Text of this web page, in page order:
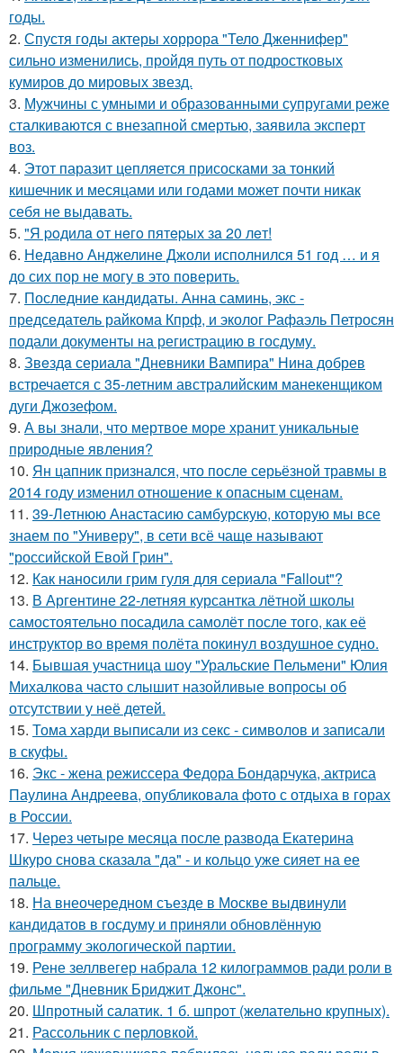
годы.
2. Спустя годы актеры хоррора "Тело Дженнифер"
сильно изменились, пройдя путь от подростковых
кумиров до мировых звезд.
3. Мужчины с умными и образованными супругами реже
сталкиваются с внезапной смертью, заявила эксперт
воз.
4. Этот паразит цепляется присосками за тонкий
кишечник и месяцами или годами может почти никак
себя не выдавать.
5. "Я poдилa oт нeгo пятepых зa 20 лeт!
6. Недавно Анджелине Джоли исполнился 51 год … и я
до сих пор не могу в это поверить.
7. Последние кандидаты. Анна саминь, экс -
председатель райкома Кпрф, и эколог Рафаэль Петросян
подали документы на регистрацию в госдуму.
8. Звeздa сериала "Дневники Вампира" Нина добрев
встречается с 35-летним австралийским манекенщиком
дуги Джозефом.
9. А вы знали, что мертвое море хранит уникальные
природные явления?
10. Ян цапник признался, что после серьёзной травмы в
2014 году изменил отношение к опасным сценам.
11. 39-Летнюю Анастасию самбурскую, которую мы все
знаем по "Универу", в сети всё чаще называют
"российской Евой Грин".
12. Как наносили грим гуля для сериала "Fallout"?
13. В Аргентине 22-летняя курсантка лётной школы
самостоятельно посадила самолёт после того, как её
инструктор во время полёта покинул воздушное судно.
14. Бывшая участница шоу "Уральские Пельмени" Юлия
Михалкова часто слышит назойливые вопросы об
отсутствии у неё детей.
15. Тома харди выписали из секс - символов и записали
в скуфы.
16. Экс - жена режиссера Федора Бондарчука, актриса
Паулина Андреева, опубликовала фото с отдыха в горах
в России.
17. Через четыре месяца после развода Екатерина
Шкуро снова сказала "да" - и кольцо уже сияет на ее
пальце.
18. На внеочередном съезде в Москве выдвинули
кандидатов в госдуму и приняли обновлённую
программу экологической партии.
19. Рене зеллвегер набрала 12 килограммов ради роли в
фильме "Дневник Бриджит Джонс".
20. Шпротный салатик. 1 б. шпрот (желательно крупных).
21. Рассольник с перловкой.